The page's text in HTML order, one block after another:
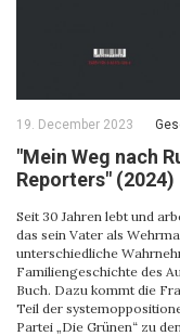
19. December 2023
"Mein Weg nach
Reporters" (2024)
Seit 30 Jahren lebt und
das sein Vater als
unterschiedliche
Familiengeschichte des
Buch. Dazu kommt die
Teil der
Partei „Die Grünen“ zu